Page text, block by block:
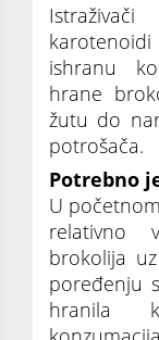
ishranu
hrane
žutu do
potrošača.
Potrebno
U
relativno
brokolija
poređenju
hranila